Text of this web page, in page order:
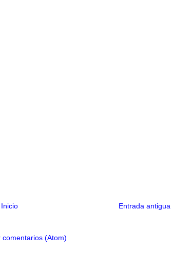
Entrada antigua
Inicio
comentarios (Atom)